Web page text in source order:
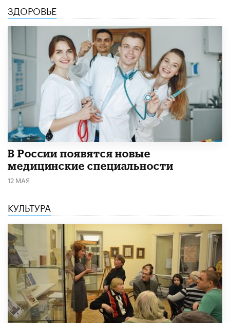
ЗДОРОВЬЕ
В России появятся новые
медицинские специальности
12 МАЯ
КУЛЬТУРА